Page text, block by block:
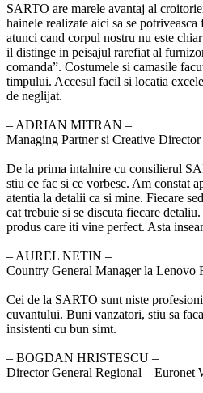
SARTO are marele avantaj al
hainele realizate aici sa se
atunci cand corpul nostru nu este
il distinge in peisajul rarefiat al
comanda”. Costumele si camasile
timpului. Accesul facil si locatia
de neglijat.
‒ ADRIAN MITRAN –
Managing Partner si Creative
De la prima intalnire cu consilierul
stiu ce fac si ce vorbesc. Am constat
atentia la detalii ca si mine. Fiecare
cat trebuie si se discuta fiecare
produs care iti vine perfect. Asta
‒ AUREL NETIN –
Country General Manager la Lenovo
Cei de la SARTO sunt niste
cuvantului. Buni vanzatori, stiu sa
insistenti cu bun simt.
‒ BOGDAN HRISTESCU –
Director General Regional – Euronet